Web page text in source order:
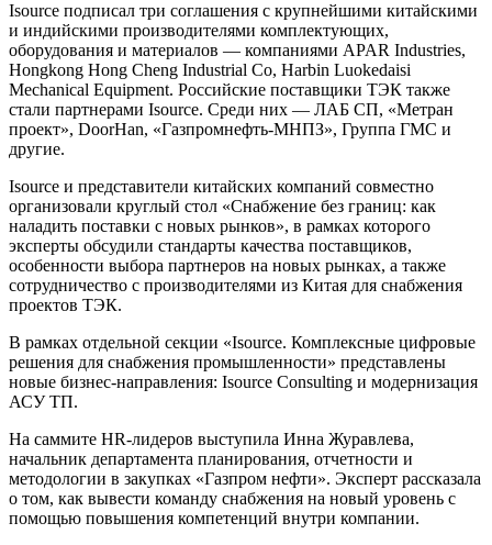
Isource подписал три соглашения с крупнейшими китайскими
и индийскими производителями комплектующих,
оборудования и материалов — компаниями APAR Industries,
Hongkong Hong Cheng Industrial Co, Harbin Luokedaisi
Mechanical Equipment. Российские поставщики ТЭК также
стали партнерами Isource. Среди них — ЛАБ СП, «Метран
проект», DoorHan, «Газпромнефть-МНПЗ», Группа ГМС и
другие.
Isource и представители китайских компаний совместно
организовали круглый стол «Снабжение без границ: как
наладить поставки с новых рынков», в рамках которого
эксперты обсудили стандарты качества поставщиков,
особенности выбора партнеров на новых рынках, а также
сотрудничество с производителями из Китая для снабжения
проектов ТЭК.
В рамках отдельной секции «Isource. Комплексные цифровые
решения для снабжения промышленности» представлены
новые бизнес-направления: Isource Consulting и модернизация
АСУ ТП.
На саммите HR-лидеров выступила Инна Журавлева,
начальник департамента планирования, отчетности и
методологии в закупках «Газпром нефти». Эксперт рассказала
о том, как вывести команду снабжения на новый уровень с
помощью повышения компетенций внутри компании.